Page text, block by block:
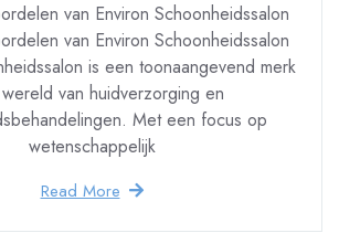
van Environ Schoonheidssalon
van Environ Schoonheidssalon
is een toonaangevend merk
van huidverzorging en
Met een focus op
wetenschappelijk
Read More